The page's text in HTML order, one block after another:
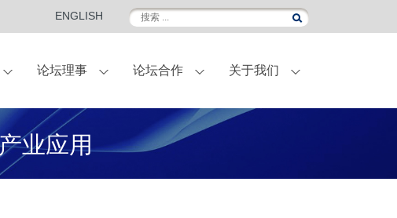
ENGLISH
外滩金融峰会 国际访问
论坛理事 论坛合作
护伙伴 联名定制葡萄酒
作申请
关于我们
业应用